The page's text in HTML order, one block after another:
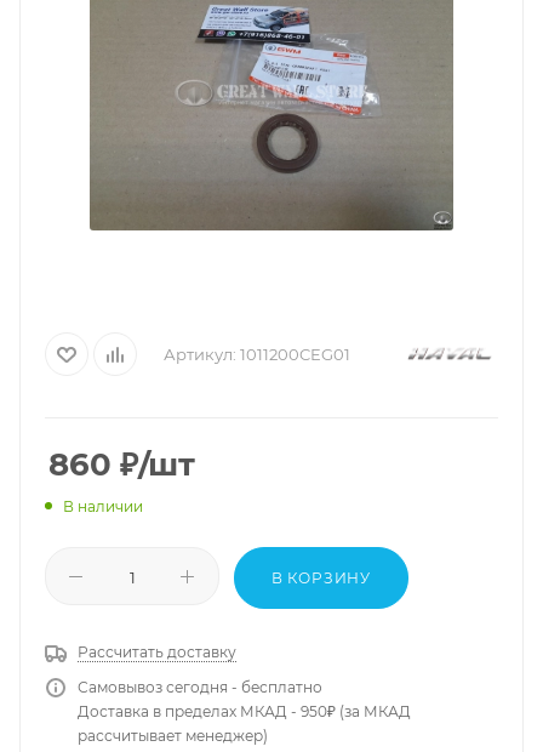
Артикул: 1011200CEG01
860 ₽/шт
В наличии
В КОРЗИНУ
Рассчитать доставку
Самовывоз сегодня - бесплатно
Доставка в пределах МКАД - 950₽ (за МКАД
рассчитывает менеджер)